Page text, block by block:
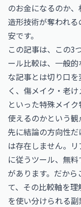
のお金になるのか
造形技術が奪われ
安です。
この記事は、この3
ール比較は、一般
な記事とは切り口
く、傷メイク・老
といった特殊メイ
使えるのかという観
先に結論の方向性
は存在しません。
に従うツール、無
があります。だか
て、その比較軸を
を使い分けられる副